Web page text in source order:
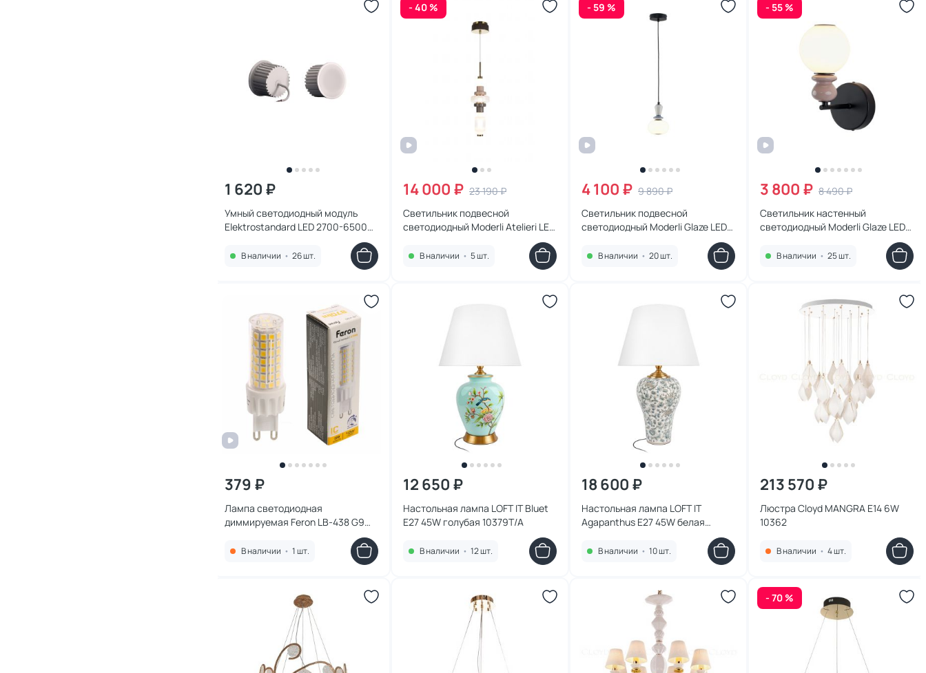
1 620 ₽
Умный светодиодный модуль
Elektrostandard LED 2700-6500К
В наличии • 26 шт.
- 40 %
14 000 ₽ 23 190 ₽
Светильник подвесной
светодиодный Moderli Atelieri LED
бронзовый
В наличии • 5 шт.
- 59 %
4 100 ₽ 9 890 ₽
Светильник подвесной
светодиодный Moderli Glaze LED
3000К 4W УТ000041475 черный
В наличии • 20 шт.
- 55 %
3 800 ₽ 8 490 ₽
Светильник настенный
светодиодный Moderli Glaze LED
3000К 5W УТ000041481 черный
В наличии • 25 шт.
379 ₽
Лампа светодиодная
диммируемая Feron LB-438 G9
В наличии • 1 шт.
12 650 ₽
Настольная лампа LOFT IT Bluet
E27 45W голубая 10379T/A
В наличии • 12 шт.
18 600 ₽
Настольная лампа LOFT IT
Agapanthus E27 45W белая
В наличии • 10 шт.
213 570 ₽
Люстра Cloyd MANGRA E14 6W
10362
В наличии • 4 шт.
- 70 %